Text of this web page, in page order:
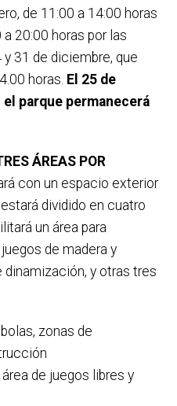
de 11:00 a 14:00 horas
20:00 horas por las
31 de diciembre, que
horas. El 25 de
parque permanecerá
ÁREAS POR
con un espacio exterior
dividido en cuatro
un área para
de madera y
y otras tres
zonas de
de juegos libres y